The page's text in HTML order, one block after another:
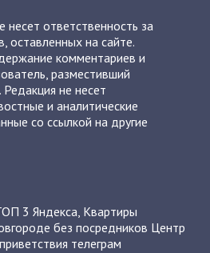
несет ответственность за
оставленных на сайте.
комментариев и
разместивший
не несет
и аналитические
со ссылкой на другие
3 Яндекса, Квартиры
без посредников Центр
телеграм